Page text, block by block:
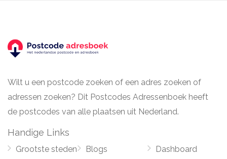
Wilt u een postcode zoeken of een adres zoeken of
adressen zoeken? Dit Postcodes Adressenboek heeft
de postcodes van alle plaatsen uit Nederland.
Handige Links
Grootste steden
Blogs
Dashboard